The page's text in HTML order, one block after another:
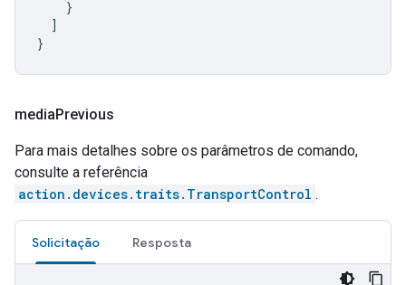
}
]
}
mediaPrevious
Para mais detalhes sobre os parâmetros de comando,
consulte a referência
action.devices.traits.TransportControl .
Solicitação Resposta